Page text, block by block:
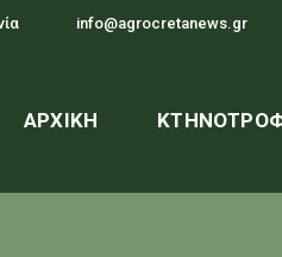
info@agrocretanews.gr
ΑΡΧΙΚΉ